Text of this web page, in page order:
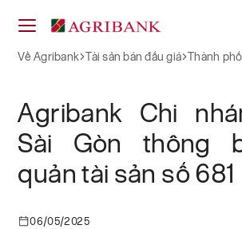
Về Agribank Tài sản bán đấu giá Thành
Agribank Chi
Sài Gòn thông
quản tài sản số 681
06/05/2025